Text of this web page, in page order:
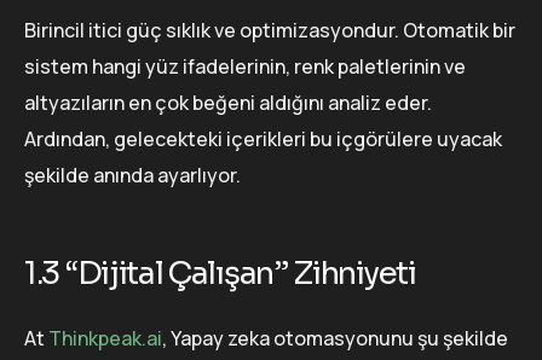
Birincil itici güç sıklık ve optimizasyondur. Otomatik bir
sistem hangi yüz ifadelerinin, renk paletlerinin ve
altyazıların en çok beğeni aldığını analiz eder.
Ardından, gelecekteki içerikleri bu içgörülere uyacak
şekilde anında ayarlıyor.
1.3 “Dijital Çalışan” Zihniyeti
At Thinkpeak.ai, Yapay zeka otomasyonunu şu şekilde